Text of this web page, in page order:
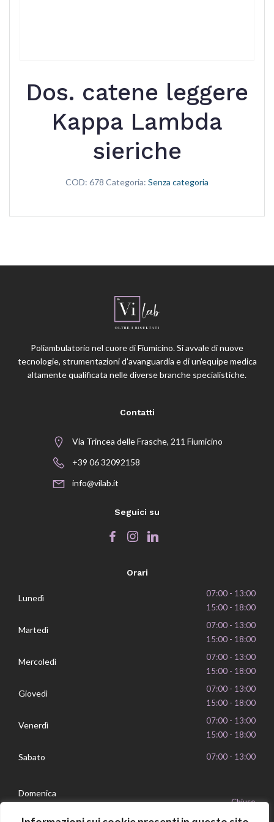
Dos. catene leggere
Kappa Lambda
sieriche
COD: 678 Categoria: Senza categoria
Poliambulatorio nel cuore di Fiumicino. Si avvale di nuove
tecnologie, strumentazioni d'avanguardia e di un'equipe medica
altamente qualificata nelle diverse branche specialistiche.
Contatti
Via Trincea delle Frasche, 211 Fiumicino
+39 06 32092158
info@vilab.it
Seguici su
Orari
Lunedì
07:00 - 13:00
15:00 - 18:00
Martedì
07:00 - 13:00
15:00 - 18:00
Mercoledì
07:00 - 13:00
15:00 - 18:00
Giovedì
07:00 - 13:00
15:00 - 18:00
Venerdì
07:00 - 13:00
15:00 - 18:00
Sabato 07:00 - 13:00
Domenica
Chiuso